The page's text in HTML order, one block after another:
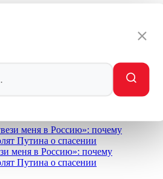
меня в Россию»: почему
Путина о спасении